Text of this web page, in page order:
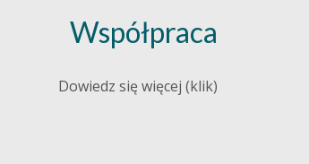
Współpraca
Dowiedz się więcej (klik)